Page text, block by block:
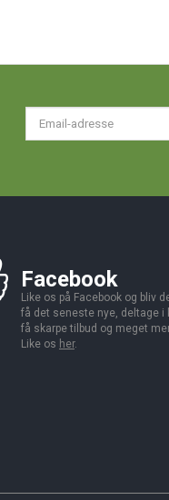
Facebook
Like os på Facebook og bliv
få det seneste nye, deltage i
få skarpe tilbud og meget
Like os her.